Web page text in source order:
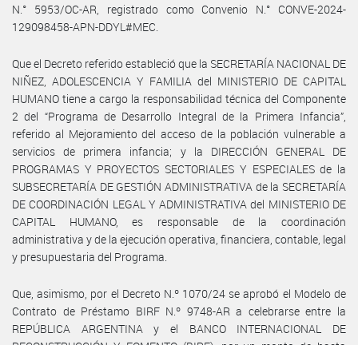
N.° 5953/OC-AR, registrado como Convenio N.° CONVE-2024-
129098458-APN-DDYL#MEC.
Que el Decreto referido estableció que la SECRETARÍA NACIONAL DE
NIÑEZ, ADOLESCENCIA Y FAMILIA del MINISTERIO DE CAPITAL
HUMANO tiene a cargo la responsabilidad técnica del Componente
2 del “Programa de Desarrollo Integral de la Primera Infancia”,
referido al Mejoramiento del acceso de la población vulnerable a
servicios de primera infancia; y la DIRECCIÓN GENERAL DE
PROGRAMAS Y PROYECTOS SECTORIALES Y ESPECIALES de la
SUBSECRETARÍA DE GESTIÓN ADMINISTRATIVA de la SECRETARÍA
DE COORDINACIÓN LEGAL Y ADMINISTRATIVA del MINISTERIO DE
CAPITAL HUMANO, es responsable de la coordinación
administrativa y de la ejecución operativa, financiera, contable, legal
y presupuestaria del Programa.
Que, asimismo, por el Decreto N.º 1070/24 se aprobó el Modelo de
Contrato de Préstamo BIRF N.º 9748-AR a celebrarse entre la
REPÚBLICA ARGENTINA y el BANCO INTERNACIONAL DE